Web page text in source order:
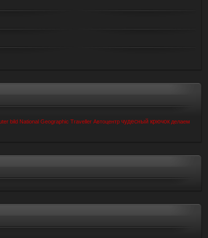
bild National Geographic Traveller Автоцентр чудесный крючок делаем